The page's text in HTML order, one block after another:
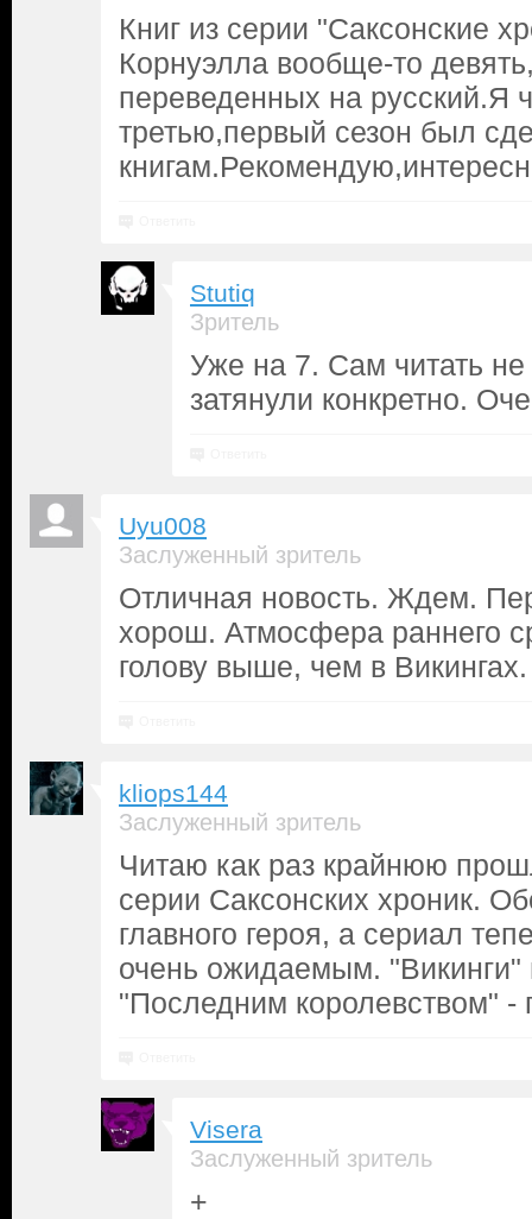
Книг из серии "Саксонские
Корнуэлла вообще-то
переведенных на русский.Я
третью,первый сезон был
Stutiq
Зритель
Уже на 7. Сам читать
затянули конкретно.
Uyu008
Заслуженный зритель
Отличная новость. Ждем.
хорош. Атмосфера раннего
голову выше, чем в Викингах.
kliops144
Заслуженный зритель
Читаю как раз крайнюю
серии Саксонских хроник.
главного героя, а сериал
очень ожидаемым. "Викинги"
"Последним королевством" -
Visera
Заслуженный зритель
+